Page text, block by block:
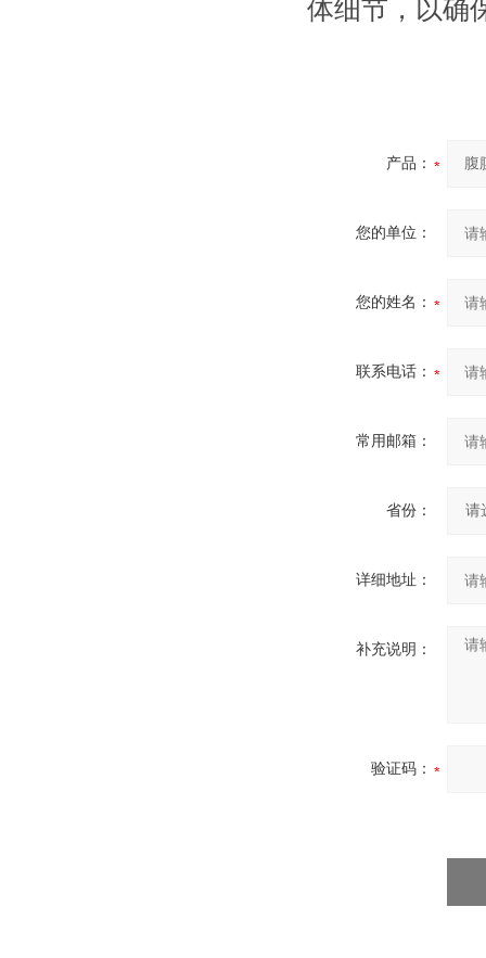
体细节，以确
产品：
您的单位：
您的姓名：
联系电话：
常用邮箱：
省份：
详细地址：
补充说明：
验证码：